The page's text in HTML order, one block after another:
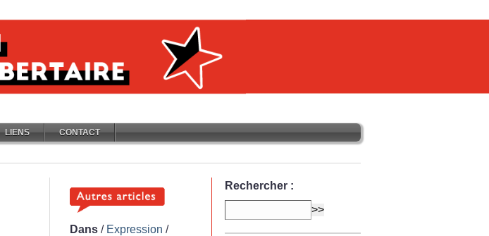
LIENS CONTACT
Dans / Expression /
Rechercher :